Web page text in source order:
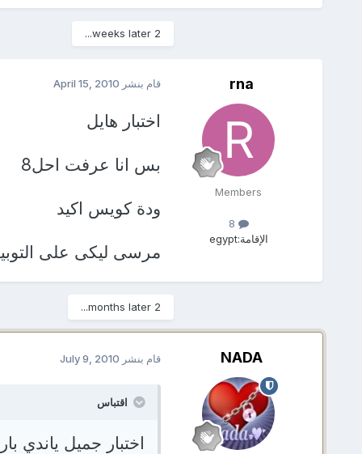
2 weeks later...
rna
Members
الإقامة:egypt
قام بنشر April 15, 2010
اختبار هايل
بس انا عرفت احل8
ودة كويس اكيد
مرسى ليكى على
2 months later...
NADA قام بنشر July 9, 2010
اقتباس
اختبار جميل ياندي